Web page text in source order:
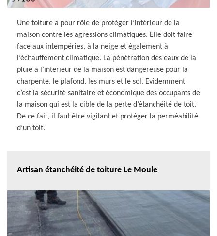
Une toiture a pour rôle de protéger l’intérieur de la
maison contre les agressions climatiques. Elle doit faire
face aux intempéries, à la neige et également à
l’échauffement climatique. La pénétration des eaux de la
pluie à l’intérieur de la maison est dangereuse pour la
charpente, le plafond, les murs et le sol. Evidemment,
c’est la sécurité sanitaire et économique des occupants de
la maison qui est la cible de la perte d’étanchéité de toit.
De ce fait, il faut être vigilant et protéger la perméabilité
d’un toit.
Artisan étanchéité de toiture Le Moule